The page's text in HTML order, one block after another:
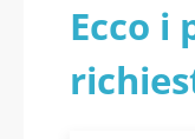
Ecco i